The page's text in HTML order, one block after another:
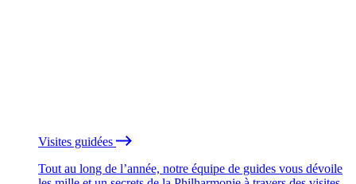
Visites guidées
Tout au long de l’année, notre équipe de guides vous dévoile